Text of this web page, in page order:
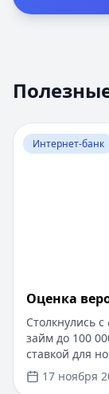
Перейти к
Интернет-банк
Оценка
Столкнулись
займ до 100
ставкой для
документов —
быстро и
17 ноября